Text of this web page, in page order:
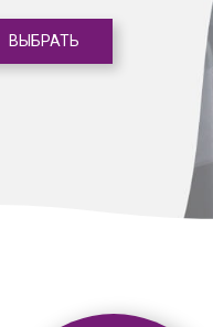
ВЫБРАТЬ